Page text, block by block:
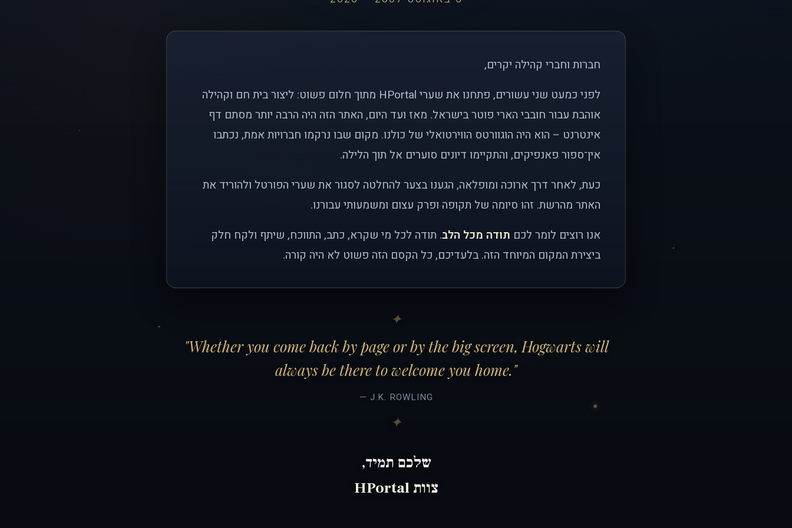
חברות וחברי קהילה יקרים,
לפני כמעט שני עשורים, פתחנו את שערי HPortal מתוך חלום פשוט: ליצור בית חם וקהילה
אוהבת עבור חובבי הארי פוטר בישראל. מאז ועד היום, האתר הזה היה הרבה יותר מסתם דף
אינטרנט – הוא היה הוגוורטס הווירטואלי של כולנו. מקום שבו נרקמו חברויות אמת, נכתבו
אין־ספור פאנפיקים, והתקיימו דיונים סוערים אל תוך הלילה.
כעת, לאחר דרך ארוכה ומופלאה, הגענו בצער להחלטה לסגור את שערי הפורטל ולהוריד את
האתר מהרשת. זהו סיומה של תקופה ופרק עצום ומשמעותי עבורנו.
אנו רוצים לומר לכם תודה מכל הלב. תודה לכל מי שקרא, כתב, התווכח, שיתף ולקח חלק
ביצירת המקום המיוחד הזה. בלעדיכם, כל הקסם הזה פשוט לא היה קורה.
"Whether you come back by page or by the big screen, Hogwarts will
always be there to welcome you home."
— J.K. ROWLING
שלכם תמיד,
צוות HPortal